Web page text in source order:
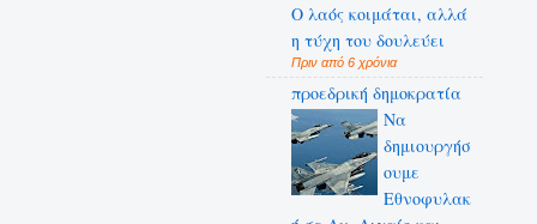
Ο λαός κοιμάται, αλλά
η τύχη του δουλεύει
Πριν από 6 χρόνια
προεδρική δημοκρατία
Να
δημιουργήσ
ουμε
Εθνοφυλακ